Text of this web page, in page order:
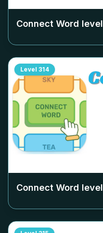
Connect Word level
Level 314
Connect Word level